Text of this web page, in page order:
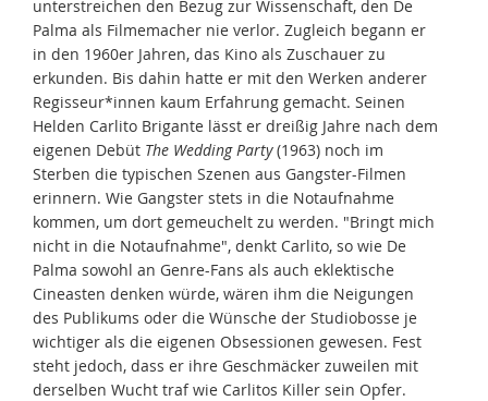
unterstreichen den Bezug zur Wissenschaft, den De
Palma als Filmemacher nie verlor. Zugleich begann er
in den 1960er Jahren, das Kino als Zuschauer zu
erkunden. Bis dahin hatte er mit den Werken anderer
Regisseur*innen kaum Erfahrung gemacht. Seinen
Helden Carlito Brigante lässt er dreißig Jahre nach dem
eigenen Debüt The Wedding Party(1963) noch im
Sterben die typischen Szenen aus Gangster-Filmen
erinnern. Wie Gangster stets in die Notaufnahme
kommen, um dort gemeuchelt zu werden. "Bringt mich
nicht in die Notaufnahme", denkt Carlito, so wie De
Palma sowohl an Genre-Fans als auch eklektische
Cineasten denken würde, wären ihm die Neigungen
des Publikums oder die Wünsche der Studiobosse je
wichtiger als die eigenen Obsessionen gewesen. Fest
steht jedoch, dass er ihre Geschmäcker zuweilen mit
derselben Wucht traf wie Carlitos Killer sein Opfer.